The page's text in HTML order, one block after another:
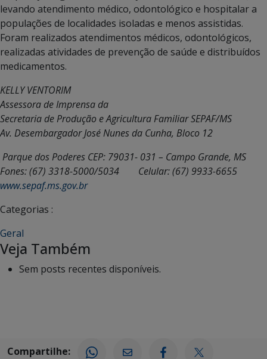
levando atendimento médico, odontológico e hospitalar a
populações de localidades isoladas e menos assistidas.
Foram realizados atendimentos médicos, odontológicos,
realizadas atividades de prevenção de saúde e distribuídos
medicamentos.
KELLY VENTORIM
Assessora de Imprensa da
Secretaria de Produção e Agricultura Familiar SEPAF/MS
Av. Desembargador José Nunes da Cunha, Bloco 12
Parque dos Poderes CEP: 79031- 031 – Campo Grande, MS
Fones: (67) 3318-5000/5034 Celular: (67) 9933-6655
www.sepaf.ms.gov.br
Categorias :
Geral
Veja Também
Sem posts recentes disponíveis.
Compartilhe: